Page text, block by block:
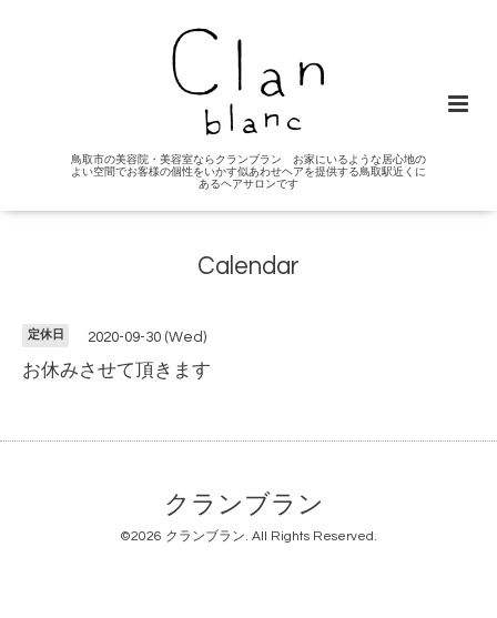
鳥取市の美容院・美容室ならクランブラン お家にいるような居心地の
よい空間でお客様の個性をいかす似あわせヘアを提供する鳥取駅近くに
あるヘアサロンです
Calendar
定休日 2020-09-30 (Wed)
お休みさせて頂きます
クランブラン
©2026 クランブラン. All Rights Reserved.